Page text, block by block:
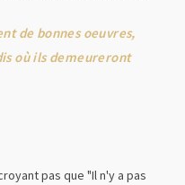
de bonnes oeuvres,
où ils demeureront
pas que "Il n'y a pas